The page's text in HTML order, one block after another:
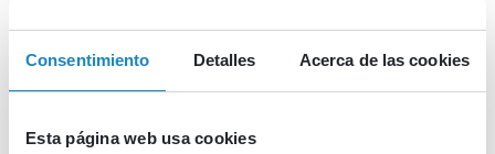
Consentimiento Detalles Acerca de las cookies
Esta página web usa cookies
Deskargatu